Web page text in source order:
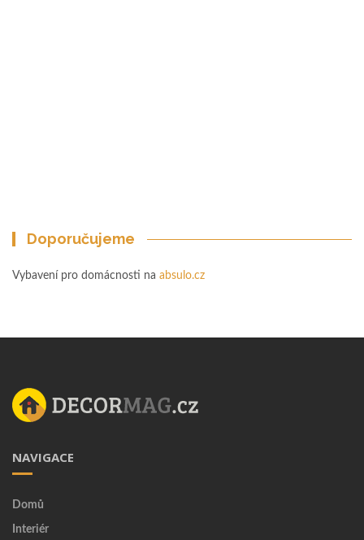
Doporučujeme
Vybavení pro domácnosti na absulo.cz
NAVIGACE
Domů
Interiér